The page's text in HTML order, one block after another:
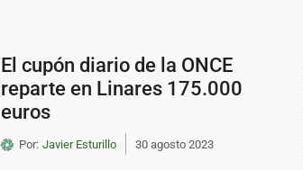
El cupón diario de la ONCE
reparte en Linares 175.000
euros
Por: Javier Esturillo 30 agosto 2023